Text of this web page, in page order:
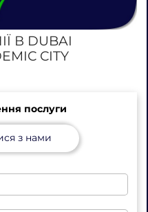
В DUBAI
CITY
послуги
з нами